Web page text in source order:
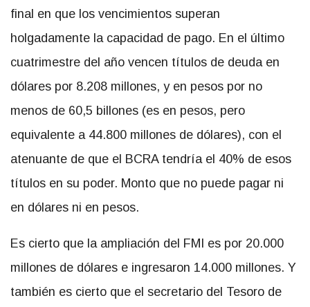
final en que los vencimientos superan
holgadamente la capacidad de pago. En el último
cuatrimestre del año vencen títulos de deuda en
dólares por 8.208 millones, y en pesos por no
menos de 60,5 billones (es en pesos, pero
equivalente a 44.800 millones de dólares), con el
atenuante de que el BCRA tendría el 40% de esos
títulos en su poder. Monto que no puede pagar ni
en dólares ni en pesos.
Es cierto que la ampliación del FMI es por 20.000
millones de dólares e ingresaron 14.000 millones. Y
también es cierto que el secretario del Tesoro de